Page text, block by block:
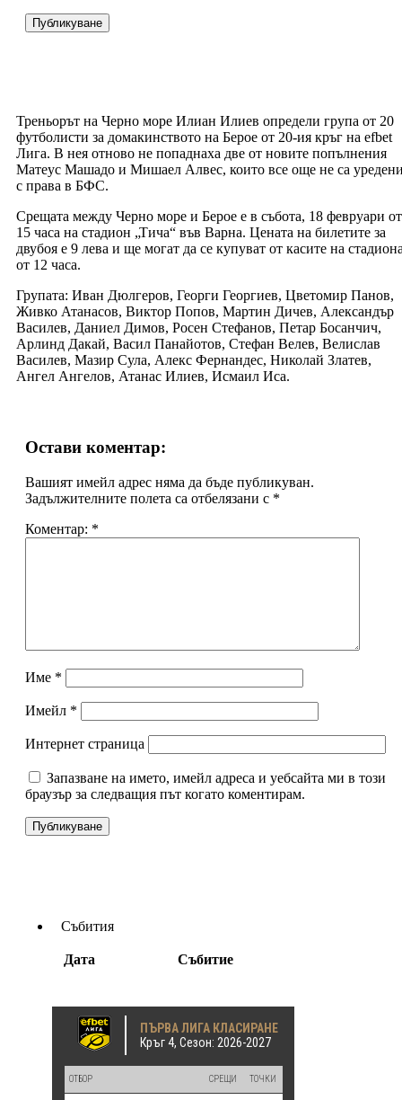
Треньорът на Черно море Илиан Илиев определи група от 20
футболисти за домакинството на Берое от 20-ия кръг на efbet
Лига. В нея отново не попаднаха две от новите попълнения
Матеус Машадо и Мишаел Алвес, които все още не са
с права в БФС.
Срещата между Черно море и Берое е в събота, 18 февруари от
15 часа на стадион „Тича“ във Варна. Цената на билетите за
двубоя е 9 лева и ще могат да се купуват от касите на
от 12 часа.
Групата: Иван Дюлгеров, Георги Георгиев, Цветомир Панов,
Живко Атанасов, Виктор Попов, Мартин Дичев, Александър
Василев, Даниел Димов, Росен Стефанов, Петар Босанчич,
Арлинд Дакай, Васил Панайотов, Стефан Велев, Велислав
Василев, Мазир Сула, Алекс Фернандес, Николай Златев,
Ангел Ангелов, Атанас Илиев, Исмаил Иса.
Остави коментар:
Вашият имейл адрес няма да бъде публикуван.
Задължителните полета са отбелязани с *
Коментар: *
Име *
Имейл *
Интернет страница
Запазване на името, имейл адреса и уебсайта ми в този
браузър за следващия път когато коментирам.
Събития
Дата Събитие